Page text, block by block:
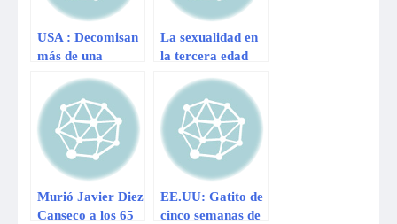
USA : Decomisan
más de una
marihuana oculta
en limas
La sexualidad en
la tercera edad
Murió Javier Diez
Canseco a los 65
EE.UU: Gatito de
cinco semanas de